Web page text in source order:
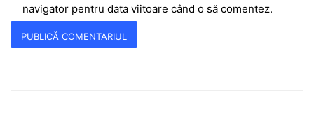
navigator pentru data viitoare când o să comentez.